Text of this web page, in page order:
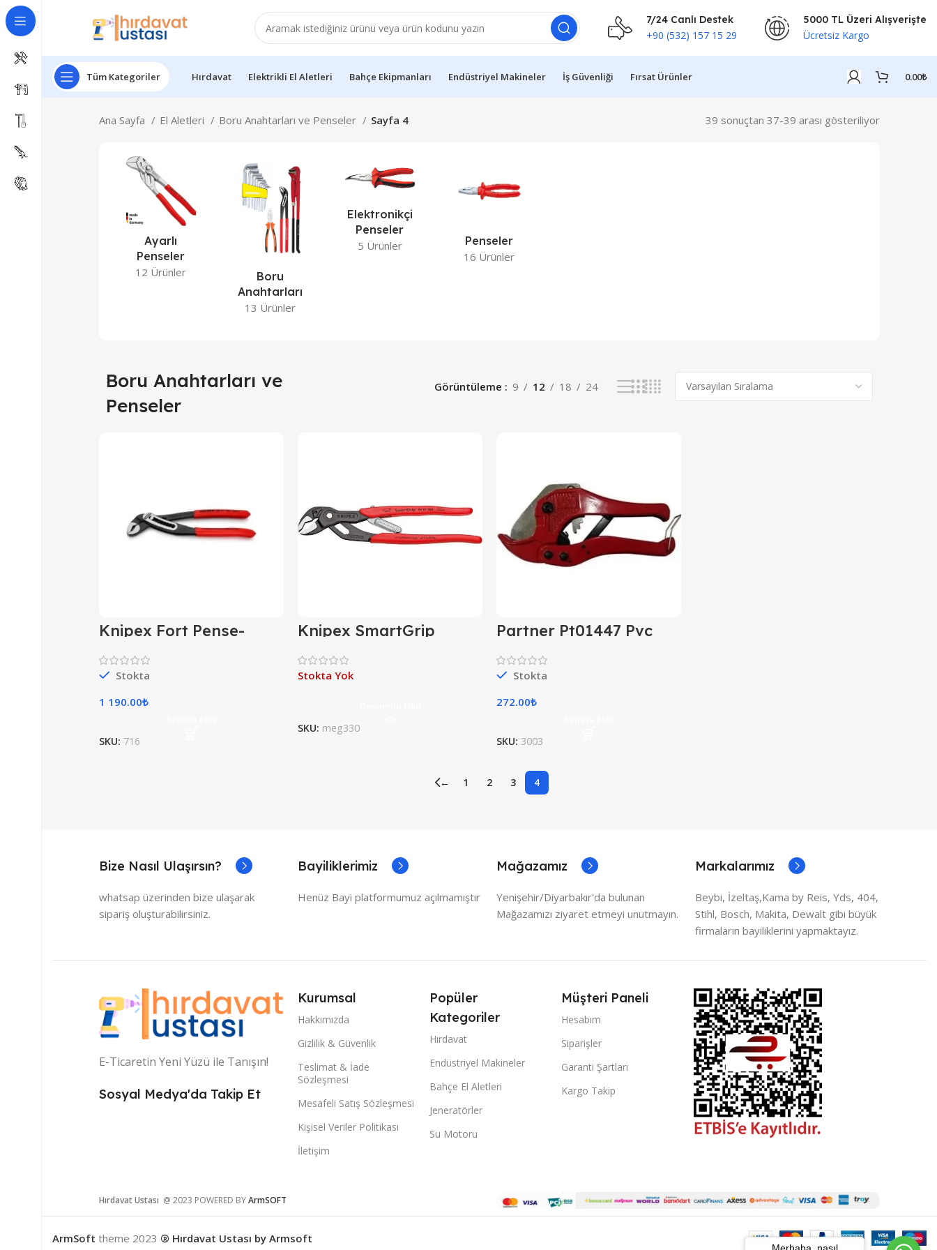
7/24 Canlı Destek
+90 (532) 157 15 29
5000 TL Üzeri Alışverişte
Ücretsiz Kargo
Tüm Kategoriler Hırdavat Elektrikli El Aletleri Bahçe Ekipmanları Endüstriyel Makineler İş Güvenliği Fırsat Ürünler 0.00₺
Ana Sayfa El Aletleri Boru Anahtarları ve Penseler Sayfa 4 39 sonuçtan 37-39 arası gösteriliyor
Ayarlı
Penseler
12 Ürünler
Boru
Anahtarları
13 Ürünler
Elektronikçi
Penseler
5 Ürünler
Penseler
16 Ürünler
Boru Anahtarları ve
Penseler
Görüntüleme 9 12 18 24
Knipex Fort Pense-
8701180
Stokta
1 190.00₺
SKU: 716
Knipex SmartGrip
8501250 Otomatik
Ayarlı Pense
Stokta Yok
SKU: meg330
Partner Pt01447 Pvc
Stokta
272.00₺
SKU: 3003
← 1 2 3 4
Bize Nasıl Ulaşırsın?
whatsap üzerinden bize ulaşarak
sipariş oluşturabilirsiniz.
Bayiliklerimiz
Henüz Bayi platformumuz açılmamıştır
Mağazamız
Yenişehir/Diyarbakır'da bulunan
Mağazamızı ziyaret etmeyi unutmayın.
Markalarımız
Beybi, İzeltaş,Kama by Reis, Yds, 404,
Stihl, Bosch, Makita, Dewalt gibi büyük
firmaların bayiliklerini yapmaktayız.
E-Ticaretin Yeni Yüzü ile Tanışın!
Sosyal Medya'da Takip Et
Kurumsal
Hakkımızda
Gizlilik & Güvenlik
Teslimat & İade
Sözleşmesi
Mesafeli Satış Sözleşmesi
Kişisel Veriler Politikası
İletişim
Popüler
Kategoriler
Hırdavat
Endüstriyel Makineler
Bahçe El Aletleri
Jeneratörler
Su Motoru
Müşteri Paneli
Hesabım
Siparişler
Garanti Şartları
Kargo Takip
Hırdavat Ustası @ 2023 POWERED BYArmSOFT
ArmSoft theme 2023 ® Hırdavat Ustası by Armsoft